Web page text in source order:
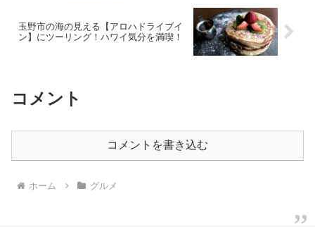
玉野市の海の見える【アロハドライブイ
ン】にツーリング！ハワイ気分を満喫！
コメント
コメントを書き込む
ホーム グルメ